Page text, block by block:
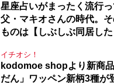
星座占いがまったく流行
父・マキオさんの時代。
ものは【しぶしぶ同居し
イチオシ！
kodomoe shopより新商
だん」ワッペン新柄3種が